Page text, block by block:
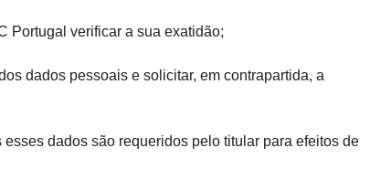
Portugal verificar a sua exatidão;
dados pessoais e solicitar, em contrapartida, a
dados são requeridos pelo titular para efeitos de